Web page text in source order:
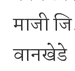
माजी
वानखेडे